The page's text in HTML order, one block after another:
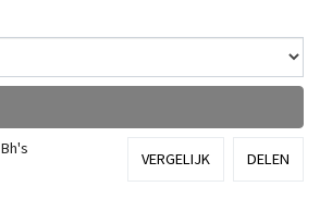
Bh's
VERGELIJK DELEN